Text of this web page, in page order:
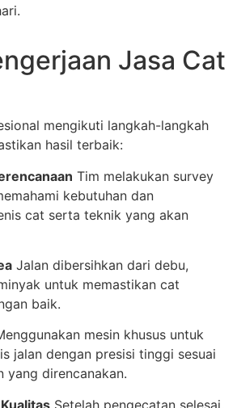
Jasa Cat
mengikuti langkah-langkah
hasil terbaik:
Tim melakukan survey
kebutuhan dan
cat serta teknik yang akan
Jalan dibersihkan dari debu,
untuk memastikan cat
baik.
mesin khusus untuk
jalan dengan presisi tinggi sesuai
yang direncanakan.
Setelah pengecatan selesai,